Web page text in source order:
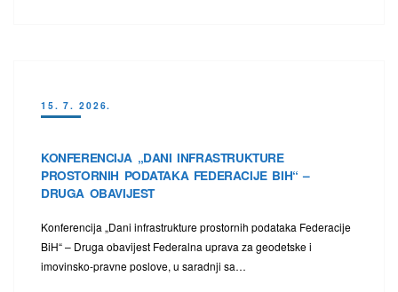
15. 7. 2026.
KONFERENCIJA „DANI INFRASTRUKTURE
PROSTORNIH PODATAKA FEDERACIJE BIH“ –
DRUGA OBAVIJEST
Konferencija „Dani infrastrukture prostornih podataka Federacije
BiH“ – Druga obavijest Federalna uprava za geodetske i
imovinsko-pravne poslove, u saradnji sa…